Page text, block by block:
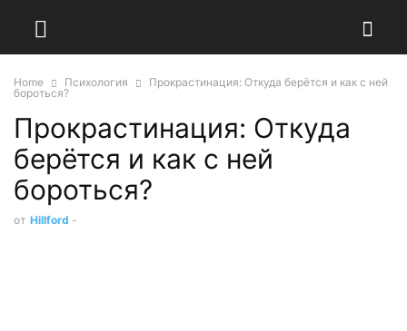
Home Психология
Прокрастинация: Откуда берётся и как с ней
бороться?
Прокрастинация: Откуда
берётся и как с ней
бороться?
от Hillford -